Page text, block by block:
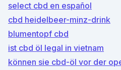
select cbd en español
cbd heidelbeer-minz-drink
blumentopf cbd
ist cbd öl legal in vietnam
können sie cbd-öl vor der